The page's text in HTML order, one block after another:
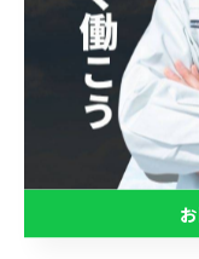
企業がドライバー
育体制の構築が不
性確保のためです
い運行スケジュー
プ研修の実施が挙
な安定雇用と事業